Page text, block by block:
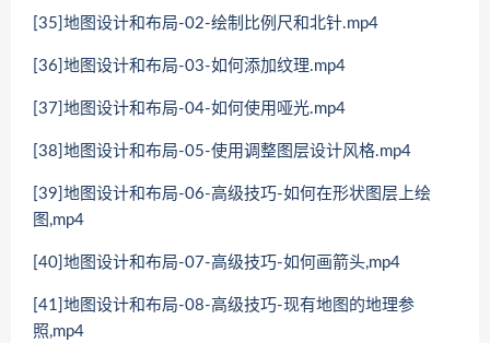
[35]地图设计和布局-02-绘制比例尺和北针.mp4
[36]地图设计和布局-03-如何添加纹理.mp4
[37]地图设计和布局-04-如何使用哑光.mp4
[38]地图设计和布局-05-使用调整图层设计风格.mp4
[39]地图设计和布局-06-高级技巧-如何在形状图层上绘
图,mp4
[40]地图设计和布局-07-高级技巧-如何画箭头,mp4
[41]地图设计和布局-08-高级技巧-现有地图的地理参
照,mp4